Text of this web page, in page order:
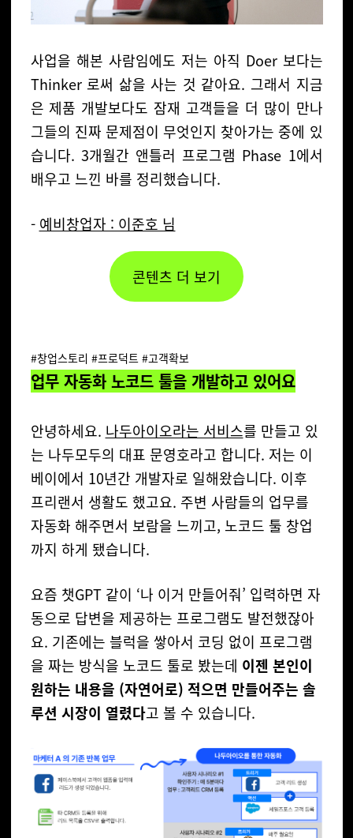
사업을 해본 사람임에도 저는 아직 Doer 보다는
Thinker 로써 삶을 사는 것 같아요. 그래서 지금
은 제품 개발보다도 잠재 고객들을 더 많이 만나
그들의 진짜 문제점이 무엇인지 찾아가는 중에 있
습니다. 3개월간 앤틀러 프로그램 Phase 1에서
배우고 느낀 바를 정리했습니다.
- 예비창업자 : 이준호 님
콘텐츠 더 보기
#창업스토리 #프로덕트 #고객확보
업무 자동화 노코드 툴을 개발하고 있어요
안녕하세요. 나두아이오라는 서비스를 만들고 있
는 나두모두의 대표 문영호라고 합니다. 저는 이
베이에서 10년간 개발자로 일해왔습니다. 이후
프리랜서 생활도 했고요. 주변 사람들의 업무를
자동화 해주면서 보람을 느끼고, 노코드 툴 창업
까지 하게 됐습니다.
요즘 챗GPT 같이 ‘나 이거 만들어줘’ 입력하면 자
동으로 답변을 제공하는 프로그램도 발전했잖아
요. 기존에는 블럭을 쌓아서 코딩 없이 프로그램
을 짜는 방식을 노코드 툴로 봤는데 이젠 본인이
원하는 내용을 (자연어로) 적으면 만들어주는 솔
루션 시장이 열렸다고 볼 수 있습니다.